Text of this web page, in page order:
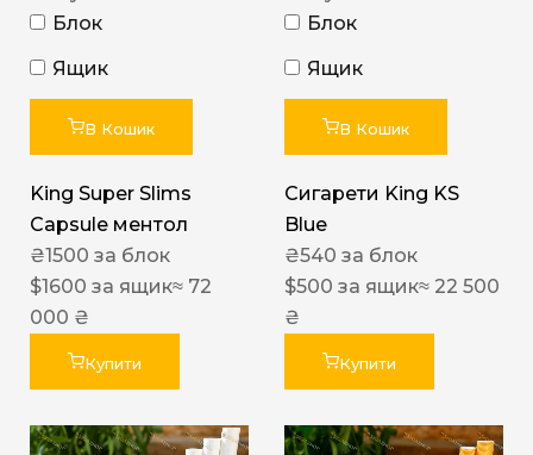
Блок
Ящик
В Кошик
King Super Slims
Capsule ментол
₴1500 за блок
$1600 за ящик≈ 72
000 ₴
Купити
Блок
Ящик
В Кошик
Сигарети King KS
Blue
₴540 за блок
$500 за ящик≈ 22 500
₴
Купити